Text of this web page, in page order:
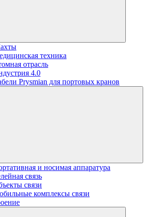
техника
отрасль
4.0
Prysmian для портовых кранов
и носимая аппаратура
связь
связи
комплексы связи